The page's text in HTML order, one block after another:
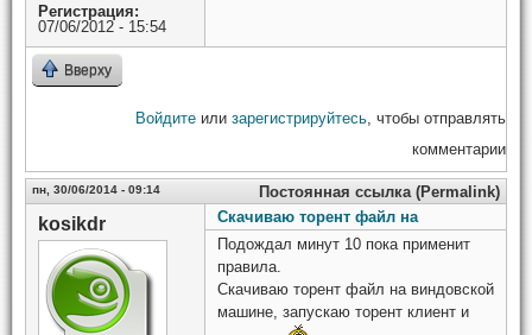
Регистрация:
07/06/2012 - 15:54
Вверху
Войдите или зарегистрируйтесь, чтобы отправлять
комментарии
пн, 30/06/2014 - 09:14 Постоянная ссылка (Permalink)
kosikdr
Скачиваю торент файл на
Подождал минут 10 пока применит
правила.
Скачиваю торент файл на виндовской
машине, запускаю торент клиент и